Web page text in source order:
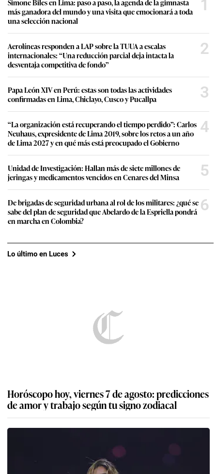
Simone Biles en Lima: paso a paso, la agenda de la gimnasta
más ganadora del mundo y una visita que emocionará a toda
una selección nacional
1
Aerolíneas responden a LAP sobre la TUUA a escalas
internacionales: “Una reducción parcial deja intacta la
desventaja competitiva de fondo”
2
Papa León XIV en Perú: estas son todas las actividades
confirmadas en Lima, Chiclayo, Cusco y Pucallpa
3
“La organización está recuperando el tiempo perdido”: Carlos
Neuhaus, expresidente de Lima 2019, sobre los retos a un año
de Lima 2027 y en qué más está preocupado el Gobierno
4
Unidad de Investigación: Hallan más de siete millones de
jeringas y medicamentos vencidos en Cenares del Minsa
5
De brigadas de seguridad urbana al rol de los militares: ¿qué se
sabe del plan de seguridad que Abelardo de la Espriella pondrá
en marcha en Colombia?
6
Lo último en Luces
Horóscopo hoy, viernes 7 de agosto: predicciones
de amor y trabajo según tu signo zodiacal